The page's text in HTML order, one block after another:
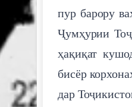
пур барору
Ҷумҳурии
ҳақиқат
бисёр
дар